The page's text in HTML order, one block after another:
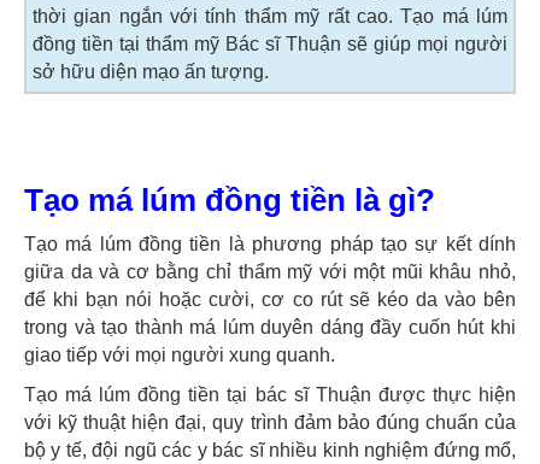
thời gian ngắn với tính thẩm mỹ rất cao. Tạo má lúm
đồng tiền tại thẩm mỹ Bác sĩ Thuận sẽ giúp mọi người
sở hữu diện mạo ấn tượng.
Tạo má lúm đồng tiền là gì?
Tạo má lúm đồng tiền là phương pháp tạo sự kết dính
giữa da và cơ bằng chỉ thẩm mỹ với một mũi khâu nhỏ,
để khi bạn nói hoặc cười, cơ co rút sẽ kéo da vào bên
trong và tạo thành má lúm duyên dáng đầy cuốn hút khi
giao tiếp với mọi người xung quanh.
Tạo má lúm đồng tiền tại bác sĩ Thuận được thực hiện
với kỹ thuật hiện đại, quy trình đảm bảo đúng chuẩn của
bộ y tế, đội ngũ các y bác sĩ nhiều kinh nghiệm đứng mổ,